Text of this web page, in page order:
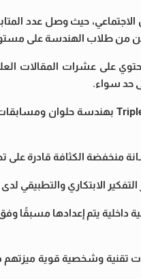
على عشرات المقالات
حد سواء.
يتم إعدادها مسبقًا
تقنية وشخصية قوية